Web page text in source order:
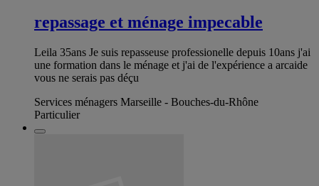
repassage et ménage impecable
Leila 35ans Je suis repasseuse professionelle depuis 10ans j'ai
une formation dans le ménage et j'ai de l'expérience a arcaide
vous ne serais pas déçu
Services ménagers Marseille - Bouches-du-Rhône
Particulier